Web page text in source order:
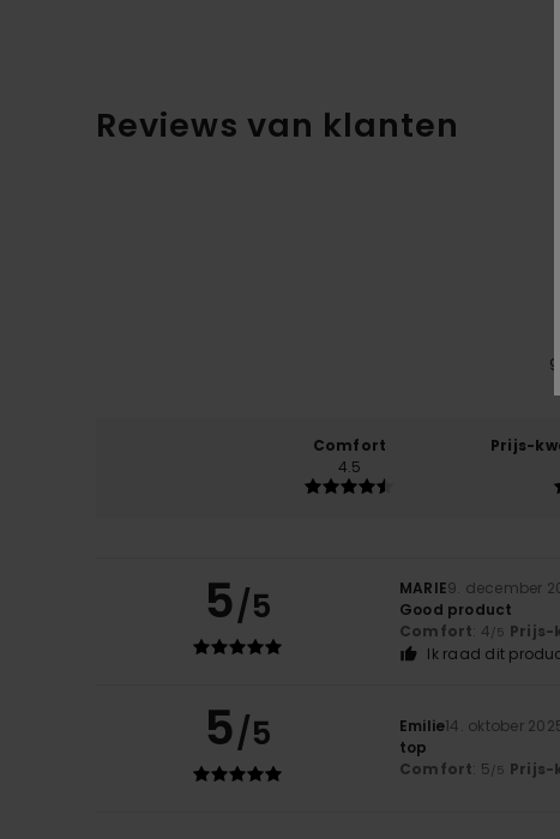
Reviews van klanten
Comfort
4.5
Prijs-
5/5 MARIE9. december
Good product
Comfort: 4/5
Ik raad dit
5/5 Emilie14. oktober
top
Comfort: 5/5